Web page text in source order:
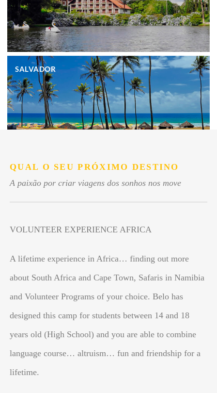
SALVADOR
QUAL O SEU PRÓXIMO DESTINO
A paixão por criar viagens dos sonhos nos move
VOLUNTEER EXPERIENCE AFRICA
A lifetime experience in Africa… finding out more
about South Africa and Cape Town, Safaris in Namibia
and Volunteer Programs of your choice. Belo has
designed this camp for students between 14 and 18
years old (High School) and you are able to combine
language course… altruism… fun and friendship for a
lifetime.